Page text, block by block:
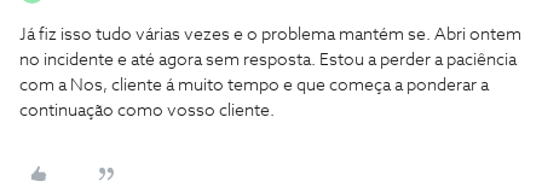
Já fiz isso tudo várias vezes e o problema mantém se. Abri ontem
no incidente e até agora sem resposta. Estou a perder a paciência
com a Nos, cliente á muito tempo e que começa a ponderar a
continuação como vosso cliente.